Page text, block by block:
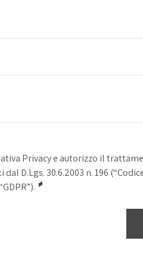
Privacy e autorizzo il
D.Lgs. 30.6.2003 n. 196